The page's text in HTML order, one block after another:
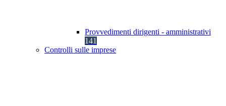
Provvedimenti dirigenti - amministrativi
141
Controlli sulle imprese